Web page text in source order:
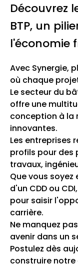
Découvrez
BTP, un
l'économie
Avec Synergie,
où chaque
Le secteur du
offre une
conception à la
innovantes.
Les entreprises
profils pour des
travaux,
Que vous
d'un CDD ou
pour saisir
carrière.
Ne manquez
avenir dans un
Postulez dès
construire notre